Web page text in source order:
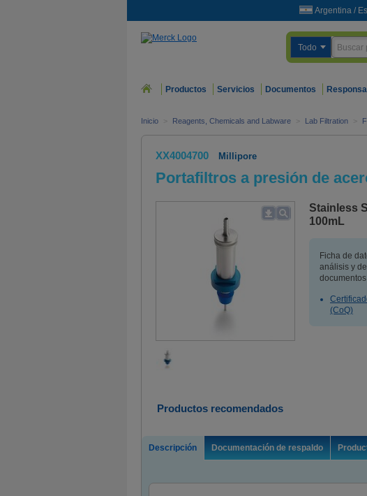
Argentina /
Todo
Productos Servicios Documentos
Inicio > Reagents, Chemicals and Labware > Lab Filtration >
XX4004700 Millipore
Portafiltros a presión de
Stainless
100mL
Ficha de
análisis y
(CoQ)
Productos recomendados
Descripción Documentación de respaldo